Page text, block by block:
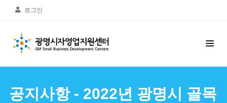
로그인
공지사항 - 2022년 광명시 골목